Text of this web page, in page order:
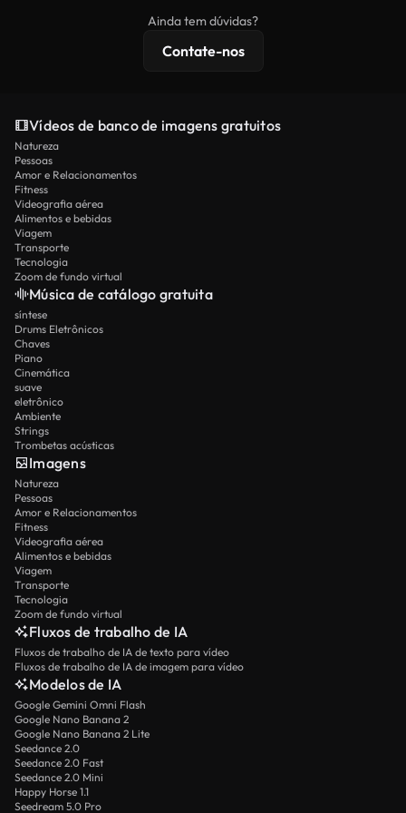
licenciamento estendidas.
Ainda tem dúvidas?
Contate-nos
Vídeos de banco de imagens gratuitos
Natureza
Pessoas
Amor e Relacionamentos
Fitness
Videografia aérea
Alimentos e bebidas
Viagem
Transporte
Tecnologia
Zoom de fundo virtual
Música de catálogo gratuita
síntese
Drums Eletrônicos
Chaves
Piano
Cinemática
suave
eletrônico
Ambiente
Strings
Trombetas acústicas
Imagens
Natureza
Pessoas
Amor e Relacionamentos
Fitness
Videografia aérea
Alimentos e bebidas
Viagem
Transporte
Tecnologia
Zoom de fundo virtual
Fluxos de trabalho de IA
Fluxos de trabalho de IA de texto para vídeo
Fluxos de trabalho de IA de imagem para vídeo
Modelos de IA
Google Gemini Omni Flash
Google Nano Banana 2
Google Nano Banana 2 Lite
Seedance 2.0
Seedance 2.0 Fast
Seedance 2.0 Mini
Happy Horse 1.1
Seedream 5.0 Pro